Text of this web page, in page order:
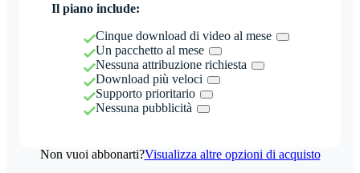
Il piano include:
Cinque download di video al mese
Un pacchetto al mese
Nessuna attribuzione richiesta
Download più veloci
Supporto prioritario
Nessuna pubblicità
Non vuoi abbonarti?Visualizza altre opzioni di acquisto